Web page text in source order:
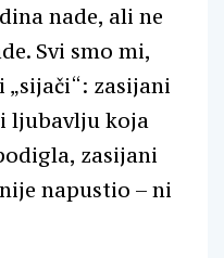
nade, ali ne
Svi smo mi,
„sijači“: zasijani
ljubavlju koja
zasijani
napustio – ni